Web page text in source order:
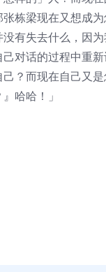
栋梁现在又想成
有失去什么，因
对话的过程中重
？而现在自己又
哈哈！」